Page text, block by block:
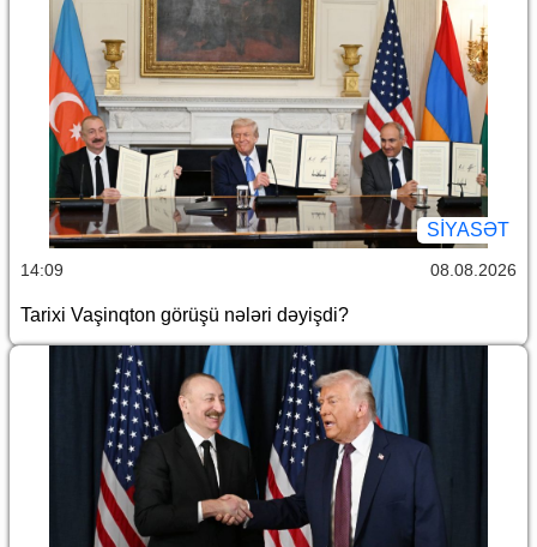
SİYASƏT
14:09 08.08.2026
Tarixi Vaşinqton görüşü nələri dəyişdi?